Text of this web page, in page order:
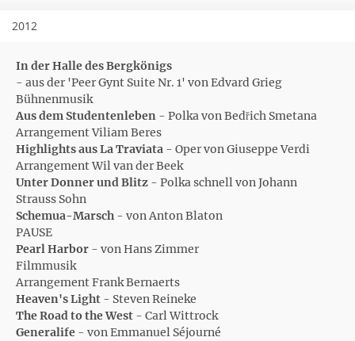
2012
In der Halle des Bergkönigs
- aus der 'Peer Gynt Suite Nr. 1' von Edvard Grieg
Bühnenmusik
Aus dem Studentenleben - Polka von Bedřich Smetana
Arrangement Viliam Beres
Highlights aus La Traviata - Oper von Giuseppe Verdi
Arrangement Wil van der Beek
Unter Donner und Blitz - Polka schnell von Johann
Strauss Sohn
Schemua-Marsch - von Anton Blaton
PAUSE
Pearl Harbor - von Hans Zimmer
Filmmusik
Arrangement Frank Bernaerts
Heaven's Light - Steven Reineke
The Road to the West - Carl Wittrock
Generalife - von Emmanuel Séjourné